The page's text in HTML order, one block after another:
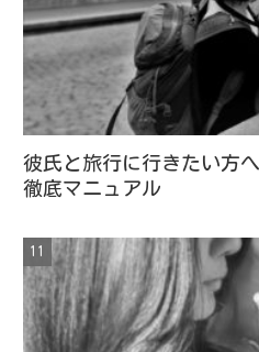
彼氏と旅行に行きたい方
徹底マニュアル